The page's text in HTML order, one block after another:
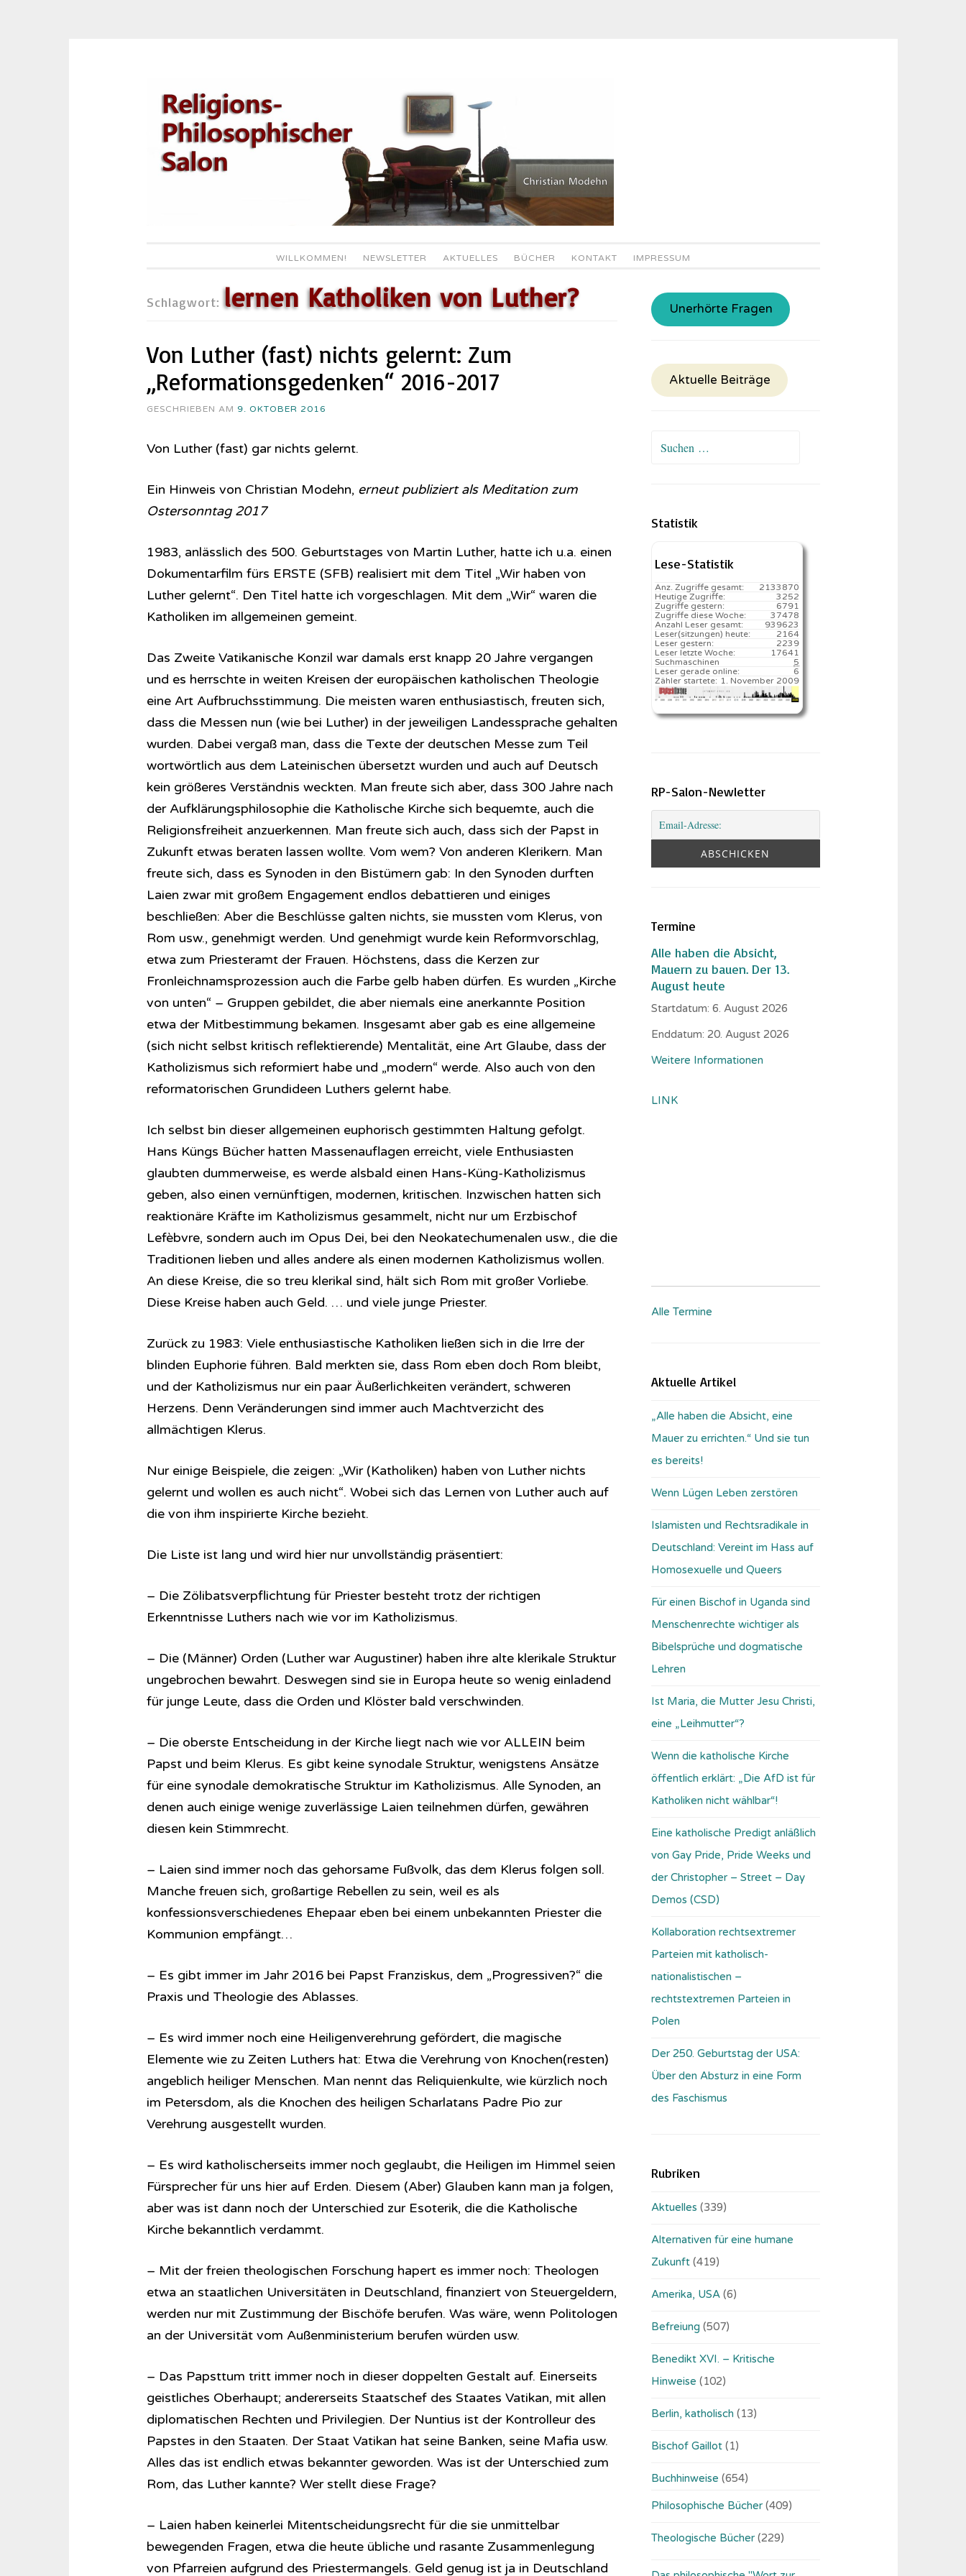
Inhalt
springen
WILLKOMMEN! NEWSLETTER AKTUELLES BÜCHER KONTAKT IMPRESSUM
Schlagwort: lernen Katholiken von Luther?
Von Luther (fast) nichts gelernt: Zum
„Reformationsgedenken“ 2016-2017
GESCHRIEBEN AM 9. OKTOBER 2016
Von Luther (fast) gar nichts gelernt.
Ein Hinweis von Christian Modehn, erneut publiziert als Meditation zum
Ostersonntag 2017
1983, anlässlich des 500. Geburtstages von Martin Luther, hatte ich u.a. einen
Dokumentarfilm fürs ERSTE (SFB) realisiert mit dem Titel „Wir haben von
Luther gelernt“. Den Titel hatte ich vorgeschlagen. Mit dem „Wir“ waren die
Katholiken im allgemeinen gemeint.
Das Zweite Vatikanische Konzil war damals erst knapp 20 Jahre vergangen
und es herrschte in weiten Kreisen der europäischen katholischen Theologie
eine Art Aufbruchsstimmung. Die meisten waren enthusiastisch, freuten sich,
dass die Messen nun (wie bei Luther) in der jeweiligen Landessprache gehalten
wurden. Dabei vergaß man, dass die Texte der deutschen Messe zum Teil
wortwörtlich aus dem Lateinischen übersetzt wurden und auch auf Deutsch
kein größeres Verständnis weckten. Man freute sich aber, dass 300 Jahre nach
der Aufklärungsphilosophie die Katholische Kirche sich bequemte, auch die
Religionsfreiheit anzuerkennen. Man freute sich auch, dass sich der Papst in
Zukunft etwas beraten lassen wollte. Vom wem? Von anderen Klerikern. Man
freute sich, dass es Synoden in den Bistümern gab: In den Synoden durften
Laien zwar mit großem Engagement endlos debattieren und einiges
beschließen: Aber die Beschlüsse galten nichts, sie mussten vom Klerus, von
Rom usw., genehmigt werden. Und genehmigt wurde kein Reformvorschlag,
etwa zum Priesteramt der Frauen. Höchstens, dass die Kerzen zur
Fronleichnamsprozession auch die Farbe gelb haben dürfen. Es wurden „Kirche
von unten“ – Gruppen gebildet, die aber niemals eine anerkannte Position
etwa der Mitbestimmung bekamen. Insgesamt aber gab es eine allgemeine
(sich nicht selbst kritisch reflektierende) Mentalität, eine Art Glaube, dass der
Katholizismus sich reformiert habe und „modern“ werde. Also auch von den
reformatorischen Grundideen Luthers gelernt habe.
Ich selbst bin dieser allgemeinen euphorisch gestimmten Haltung gefolgt.
Hans Küngs Bücher hatten Massenauflagen erreicht, viele Enthusiasten
glaubten dummerweise, es werde alsbald einen Hans-Küng-Katholizismus
geben, also einen vernünftigen, modernen, kritischen. Inzwischen hatten sich
reaktionäre Kräfte im Katholizismus gesammelt, nicht nur um Erzbischof
Lefèbvre, sondern auch im Opus Dei, bei den Neokatechumenalen usw., die die
Traditionen lieben und alles andere als einen modernen Katholizismus wollen.
An diese Kreise, die so treu klerikal sind, hält sich Rom mit großer Vorliebe.
Diese Kreise haben auch Geld. … und viele junge Priester.
Zurück zu 1983: Viele enthusiastische Katholiken ließen sich in die Irre der
blinden Euphorie führen. Bald merkten sie, dass Rom eben doch Rom bleibt,
und der Katholizismus nur ein paar Äußerlichkeiten verändert, schweren
Herzens. Denn Veränderungen sind immer auch Machtverzicht des
allmächtigen Klerus.
Nur einige Beispiele, die zeigen: „Wir (Katholiken) haben von Luther nichts
gelernt und wollen es auch nicht“. Wobei sich das Lernen von Luther auch auf
die von ihm inspirierte Kirche bezieht.
Die Liste ist lang und wird hier nur unvollständig präsentiert:
– Die Zölibatsverpflichtung für Priester besteht trotz der richtigen
Erkenntnisse Luthers nach wie vor im Katholizismus.
– Die (Männer) Orden (Luther war Augustiner) haben ihre alte klerikale Struktur
ungebrochen bewahrt. Deswegen sind sie in Europa heute so wenig einladend
für junge Leute, dass die Orden und Klöster bald verschwinden.
– Die oberste Entscheidung in der Kirche liegt nach wie vor ALLEIN beim
Papst und beim Klerus. Es gibt keine synodale Struktur, wenigstens Ansätze
für eine synodale demokratische Struktur im Katholizismus. Alle Synoden, an
denen auch einige wenige zuverlässige Laien teilnehmen dürfen, gewähren
diesen kein Stimmrecht.
– Laien sind immer noch das gehorsame Fußvolk, das dem Klerus folgen soll.
Manche freuen sich, großartige Rebellen zu sein, weil es als
konfessionsverschiedenes Ehepaar eben bei einem unbekannten Priester die
Kommunion empfängt…
– Es gibt immer im Jahr 2016 bei Papst Franziskus, dem „Progressiven?“ die
Praxis und Theologie des Ablasses.
– Es wird immer noch eine Heiligenverehrung gefördert, die magische
Elemente wie zu Zeiten Luthers hat: Etwa die Verehrung von Knochen(resten)
angeblich heiliger Menschen. Man nennt das Reliquienkulte, wie kürzlich noch
im Petersdom, als die Knochen des heiligen Scharlatans Padre Pio zur
Verehrung ausgestellt wurden.
– Es wird katholischerseits immer noch geglaubt, die Heiligen im Himmel seien
Fürsprecher für uns hier auf Erden. Diesem (Aber) Glauben kann man ja folgen,
aber was ist dann noch der Unterschied zur Esoterik, die die Katholische
Kirche bekanntlich verdammt.
– Mit der freien theologischen Forschung hapert es immer noch: Theologen
etwa an staatlichen Universitäten in Deutschland, finanziert von Steuergeldern,
werden nur mit Zustimmung der Bischöfe berufen. Was wäre, wenn Politologen
an der Universität vom Außenministerium berufen würden usw.
– Das Papsttum tritt immer noch in dieser doppelten Gestalt auf. Einerseits
geistliches Oberhaupt; andererseits Staatschef des Staates Vatikan, mit allen
diplomatischen Rechten und Privilegien. Der Nuntius ist der Kontrolleur des
Papstes in den Staaten. Der Staat Vatikan hat seine Banken, seine Mafia usw.
Alles das ist endlich etwas bekannter geworden. Was ist der Unterschied zum
Rom, das Luther kannte? Wer stellt diese Frage?
– Laien haben keinerlei Mitentscheidungsrecht für die sie unmittelbar
bewegenden Fragen, etwa die heute übliche und rasante Zusammenlegung
von Pfarreien aufgrund des Priestermangels. Geld genug ist ja in Deutschland
Unerhörte Fragen
Aktuelle Beiträge
Suchen
Statistik
Lese-Statistik
2133870
Anz. Zugriffe gesamt:
3252
Heutige Zugriffe:
6791
Zugriffe gestern:
37478
Zugriffe diese Woche:
939623
Anzahl Leser gesamt:
2164️
Leser(sitzungen) heute:
2239
Leser gestern:
17641️
Leser letzte Woche:
5
Suchmaschinen
6
Leser gerade online:
1. November 2009
Zähler startete:
RP-Salon-Newletter
Termine
Alle haben die Absicht,
Mauern zu bauen. Der 13.
August heute
Startdatum:6. August 2026
Enddatum: 20. August 2026
Weitere Informationen
LINK
Alle Termine
Aktuelle Artikel
„Alle haben die Absicht, eine
Mauer zu errichten.“ Und sie tun
es bereits!
Wenn Lügen Leben zerstören
Islamisten und Rechtsradikale in
Deutschland: Vereint im Hass auf
Homosexuelle und Queers
Für einen Bischof in Uganda sind
Menschenrechte wichtiger als
Bibelsprüche und dogmatische
Lehren
Ist Maria, die Mutter Jesu Christi,
eine „Leihmutter“?
Wenn die katholische Kirche
öffentlich erklärt: „Die AfD ist für
Katholiken nicht wählbar“!
Eine katholische Predigt anläßlich
von Gay Pride, Pride Weeks und
der Christopher – Street – Day
Demos (CSD)
Kollaboration rechtsextremer
Parteien mit katholisch-
nationalistischen –
rechtstextremen Parteien in
Polen
Der 250. Geburtstag der USA:
Über den Absturz in eine Form
des Faschismus
Rubriken
Aktuelles (339)
Alternativen für eine humane
Zukunft (419)
Amerika, USA (6)
Befreiung (507)
Benedikt XVI. – Kritische
Hinweise (102)
Berlin, katholisch (13)
Bischof Gaillot (1)
Buchhinweise (654)
Philosophische Bücher (409)
Theologische Bücher (229)